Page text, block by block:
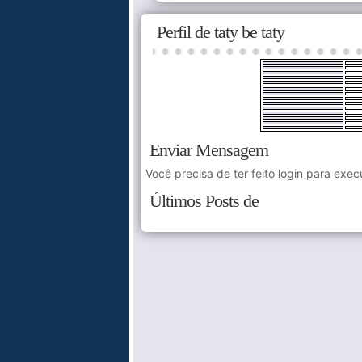
Perfil de taty be taty
Enviar Mensagem
Você precisa de ter feito login para
Últimos Posts de